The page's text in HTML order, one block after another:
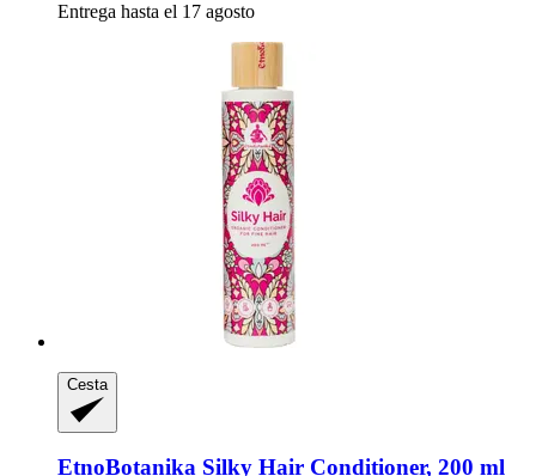
Entrega hasta el 17 agosto
Cesta
EtnoBotanika Silky Hair Conditioner, 200 ml